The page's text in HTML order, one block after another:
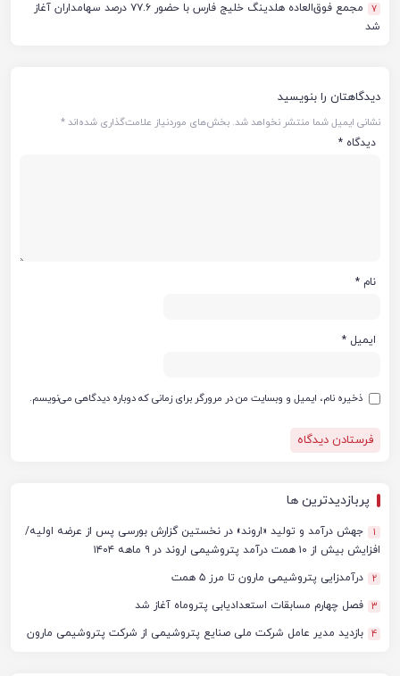
7
مجمع فوق‌العاده هلدینگ خلیج فارس با حضور ۷۷.۶ درصد سهامداران آغاز
شد
دیدگاهتان را بنویسید
نشانی ایمیل شما منتشر نخواهد شد. بخش‌های موردنیاز علامت‌گذاری شده‌اند*
دیدگاه *
نام *
ایمیل *
ذخیره نام، ایمیل و وبسایت من در مرورگر برای زمانی که دوباره دیدگاهی می‌نویسم.
پربازدیدترین ها
1
جهش درآمد و تولید «اروند» در نخستین گزارش بورسی پس از عرضه اولیه/
افزایش بیش از ۱۰ همت درآمد پتروشیمی اروند در ۹ ماهه ۱۴۰۴
2 درآمدزایی پتروشیمی مارون تا مرز ۵ همت
3 فصل چهارم مسابقات استعدادیابی پتروماه آغاز شد
4 بازدید مدیر عامل شرکت ملی صنایع پتروشیمی از شرکت پتروشیمی مارون